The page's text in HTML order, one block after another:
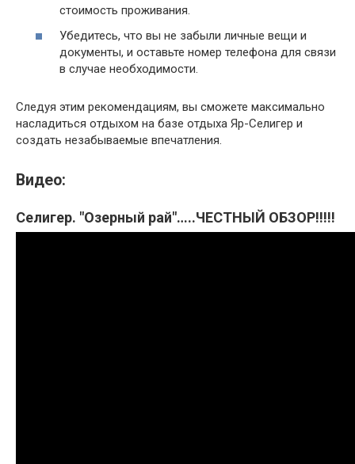
стоимость проживания.
Убедитесь, что вы не забыли личные вещи и
документы, и оставьте номер телефона для связи
в случае необходимости.
Следуя этим рекомендациям, вы сможете максимально
насладиться отдыхом на базе отдыха Яр-Селигер и
создать незабываемые впечатления.
Видео:
Селигер. "Озерный рай"…..ЧЕСТНЫЙ ОБЗОР!!!!!